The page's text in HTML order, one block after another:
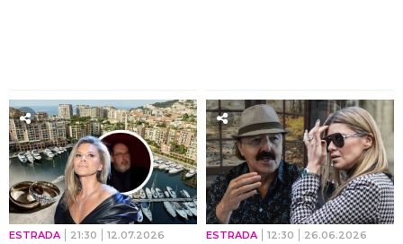
ESTRADA 21:30 12.07.2026 ESTRADA 12:30 26.06.2026